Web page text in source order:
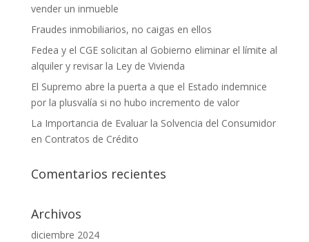
vender un inmueble
Fraudes inmobiliarios, no caigas en ellos
Fedea y el CGE solicitan al Gobierno eliminar el límite al
alquiler y revisar la Ley de Vivienda
El Supremo abre la puerta a que el Estado indemnice
por la plusvalía si no hubo incremento de valor
La Importancia de Evaluar la Solvencia del Consumidor
en Contratos de Crédito
Comentarios recientes
Archivos
diciembre 2024